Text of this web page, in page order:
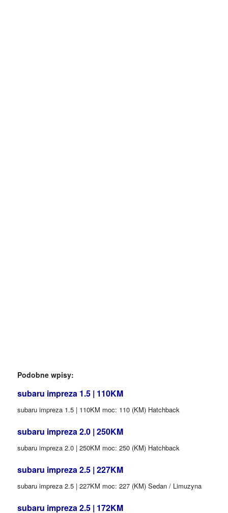
Podobne wpisy:
subaru impreza 1.5 | 110KM
subaru impreza 1.5 | 110KM moc: 110 (KM) Hatchback
subaru impreza 2.0 | 250KM
subaru impreza 2.0 | 250KM moc: 250 (KM) Hatchback
subaru impreza 2.5 | 227KM
subaru impreza 2.5 | 227KM moc: 227 (KM) Sedan / Limuzyna
subaru impreza 2.5 | 172KM